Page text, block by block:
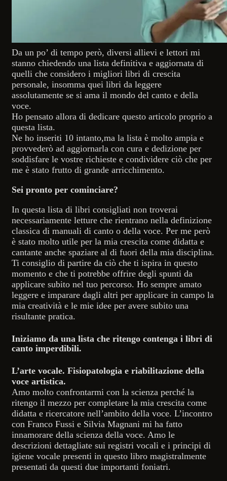
Da un po’ di tempo però, diversi allievi e lettori mi
stanno chiedendo una lista definitiva e aggiornata di
quelli che considero i migliori libri di crescita
personale, insomma quei libri da leggere
assolutamente se si ama il mondo del canto e della
voce.
Ho pensato allora di dedicare questo articolo proprio a
questa lista.
Ne ho inseriti 10 intanto,ma la lista è molto ampia e
provvederò ad aggiornarla con cura e dedizione per
soddisfare le vostre richieste e condividere ciò che per
me è stato frutto di grande arricchimento.
Sei pronto per cominciare?
In questa lista di libri consigliati non troverai
necessariamente letture che rientrano nella definizione
classica di manuali di canto o della voce. Per me però
è stato molto utile per la mia crescita come didatta e
cantante anche spaziare al di fuori della mia disciplina.
Ti consiglio di partire da ciò che ti ispira in questo
momento e che ti potrebbe offrire degli spunti da
applicare subito nel tuo percorso. Ho sempre amato
leggere e imparare dagli altri per applicare in campo la
mia creatività e le mie idee per avere subito una
risultante pratica.
Iniziamo da una lista che ritengo contenga i libri di
canto imperdibili.
L’arte vocale. Fisiopatologia e riabilitazione della
voce artistica.
Amo molto confrontarmi con la scienza perché la
ritengo il mezzo per completare la mia crescita come
didatta e ricercatore nell’ambito della voce. L’incontro
con Franco Fussi e Silvia Magnani mi ha fatto
innamorare della scienza della voce. Amo le
descrizioni dettagliate sui registri vocali e i principi di
igiene vocale presenti in questo libro magistralmente
presentati da questi due importanti foniatri.